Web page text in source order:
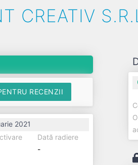
CREATIV
RECENZII
2021
Dată radiere
-